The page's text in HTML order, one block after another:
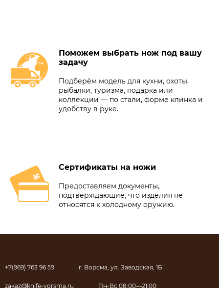
Поможем выбрать нож под вашу
задачу
Подберём модель для кухни, охоты,
рыбалки, туризма, подарка или
коллекции — по стали, форме клинка и
удобству в руке.
Сертификаты на ножи
Предоставляем документы,
подтверждающие, что изделия не
относятся к холодному оружию.
+7(969) 763 96 59 г. Ворсма, ул. Заводская, 1Б
zakaz@knife-vorsma.ru Пн-Вс 08:00—21:00